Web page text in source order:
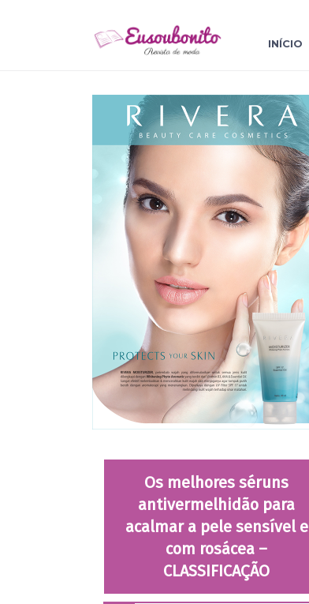
INÍCIO
Os melhores séruns
antivermelhidão para
acalmar a pele sensível e
com rosácea –
CLASSIFICAÇÃO